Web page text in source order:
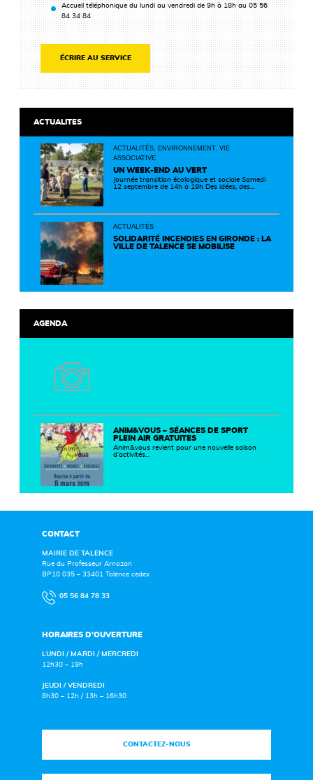
Accueil téléphonique du lundi au vendredi de 9h à 18h au 05 56
84 34 84
ÉCRIRE AU SERVICE
ACTUALITES
ACTUALITÉS, ENVIRONNEMENT, VIE
ASSOCIATIVE
UN WEEK-END AU VERT
Journée transition écologique et sociale Samedi
12 septembre de 14h à 19h Des idées, des
un territoire plus durable et solidaire.
ACTUALITÉS
SOLIDARITÉ INCENDIES EN GIRONDE : LA
VILLE DE TALENCE SE MOBILISE
AGENDA
ANIM&VOUS – SÉANCES DE SPORT
PLEIN AIR GRATUITES
Anim&vous revient pour une nouvelle saison
d’activités…
CONTACT
MAIRIE DE TALENCE
Rue du Professeur Arnozan
BP10 035 – 33401 Talence cedex
05 56 84 78 33
HORAIRES D’OUVERTURE
LUNDI / MARDI / MERCREDI
12h30 – 19h
JEUDI / VENDREDI
8h30 – 12h / 13h – 16h30
CONTACTEZ-NOUS